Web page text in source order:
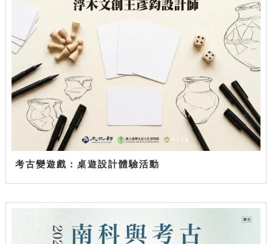
考古變遊戲：桌遊設計體驗活動